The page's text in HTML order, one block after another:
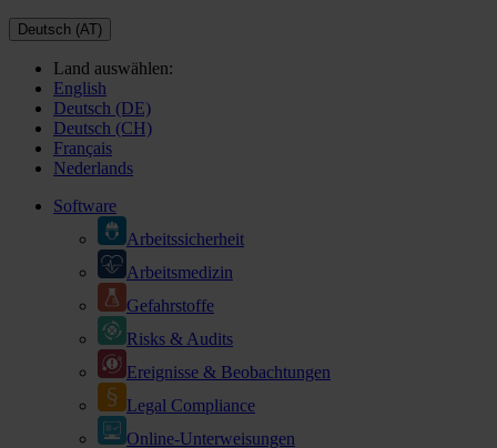
Deutsch (AT)
Land auswählen:
English
Deutsch (DE)
Deutsch (CH)
Français
Nederlands
Software
Arbeitssicherheit
Arbeitsmedizin
Gefahrstoffe
Risks & Audits
Ereignisse & Beobachtungen
Legal Compliance
Online-Unterweisungen